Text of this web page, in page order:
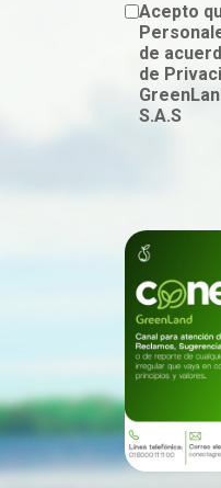
Acepto
de
de
S.A.S